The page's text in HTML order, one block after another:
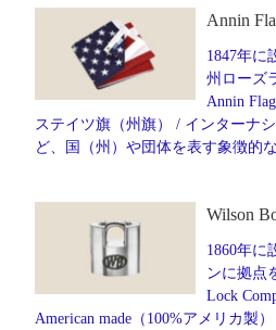
Annin
1847年に
州ローズ
Annin
ステイツ旗（州旗） / インターナ
ど、国（州）や団体を表す象徴的
Wilson
1860年に
ンに拠点
Lock
American made（100%アメリカ製